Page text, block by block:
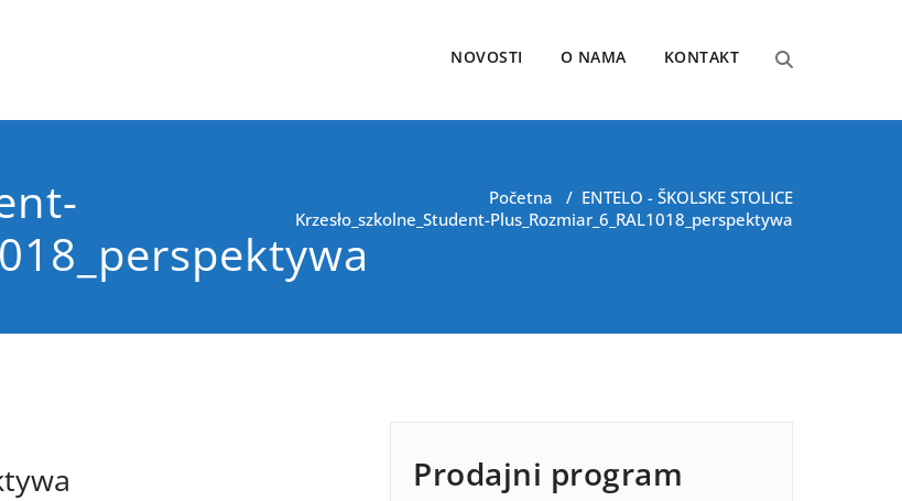
NOVOSTI O NAMA KONTAKT
Početna / ENTELO - ŠKOLSKE STOLICE
Krzesło_szkolne_Student-Plus_Rozmiar_6_RAL1018_perspektywa
Prodajni program